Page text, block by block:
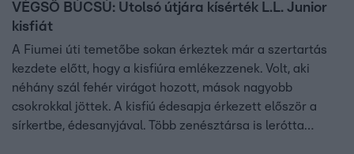
VÉGSŐ BÚCSÚ: Utolsó útjára kísérték L.L. Junior
kisfiát
A Fiumei úti temetőbe sokan érkeztek már a szertartás
kezdete előtt, hogy a kisfiúra emlékezzenek. Volt, aki
néhány szál fehér virágot hozott, mások nagyobb
csokrokkal jöttek. A kisfiú édesapja érkezett először a
sírkertbe, édesanyjával. Több zenésztársa is lerótta